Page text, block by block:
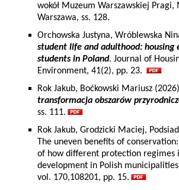
wokół Muzeum Warszawskiej Pragi,
Warszawa, ss. 128.
Orchowska Justyna, Wróblewska
student life and adulthood: housing
students in Poland. Journal of
Environment, 41(2), pp. 23.
Rok Jakub, Boćkowski Mariusz (2026)
transformacja obszarów
ss. 111.
Rok Jakub, Grodzicki Maciej,
The uneven benefits of
of how different protection regimes
development in Polish
vol. 170,108201, pp. 15.